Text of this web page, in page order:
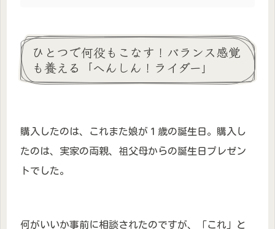
ひとつで何役もこなす！バランス感覚
も養える「へんしん！ライダー」
購入したのは、これまた娘が１歳の誕生日。購入し
たのは、実家の両親、祖父母からの誕生日プレゼン
トでした。
何がいいか事前に相談されたのですが、「これ」と